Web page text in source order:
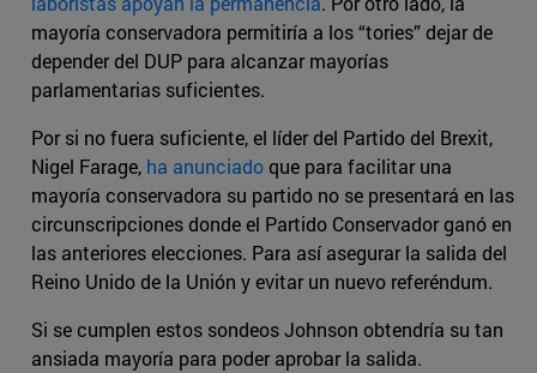
mayoría conservadora permitiría a los “tories” dejar de
depender del DUP para alcanzar mayorías
parlamentarias suficientes.
Por si no fuera suficiente, el líder del Partido del Brexit,
Nigel Farage, ha anunciadoque para facilitar una
mayoría conservadora su partido no se presentará en las
circunscripciones donde el Partido Conservador ganó en
las anteriores elecciones. Para así asegurar la salida del
Reino Unido de la Unión y evitar un nuevo referéndum.
Si se cumplen estos sondeos Johnson obtendría su tan
ansiada mayoría para poder aprobar la salida.